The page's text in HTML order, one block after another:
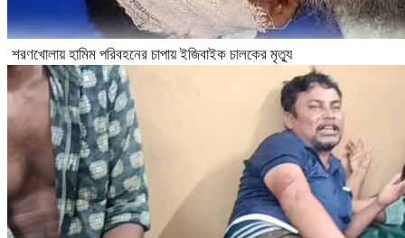
শরণখোলায় হামিম পরিবহনের চাপায় ইজিবাইক চালকের মৃত্যু